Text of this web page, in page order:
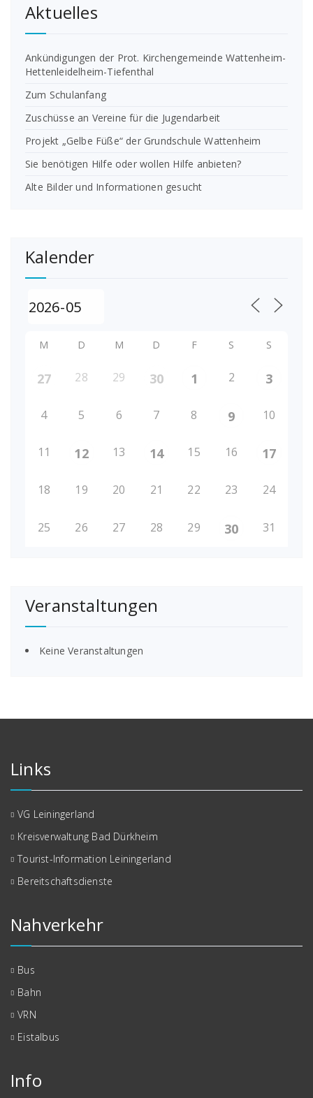
Aktuelles
Ankündigungen der Prot. Kirchengemeinde Wattenheim-
Hettenleidelheim-Tiefenthal
Zum Schulanfang
Zuschüsse an Vereine für die Jugendarbeit
Projekt „Gelbe Füße“ der Grundschule Wattenheim
Sie benötigen Hilfe oder wollen Hilfe anbieten?
Alte Bilder und Informationen gesucht
Kalender
M D M D F S S
27 28 29 30 1 2 3
4 5 6 7 8 9 10
11 12 13 14 15 16 17
18 19 20 21 22 23 24
25 26 27 28 29 30 31
Veranstaltungen
Keine Veranstaltungen
Links
VG Leiningerland
Kreisverwaltung Bad Dürkheim
Tourist-Information Leiningerland
Bereitschaftsdienste
Nahverkehr
Bus
Bahn
VRN
Eistalbus
Info